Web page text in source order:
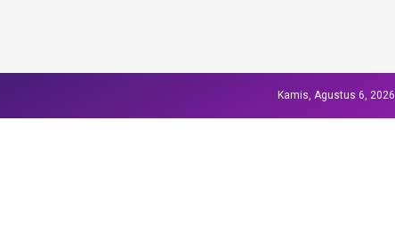
Kamis, Agustus 6, 2026